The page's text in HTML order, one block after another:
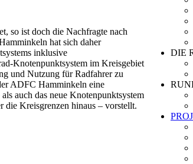
DIE
so ist doch die Nachfragte nach
hat sich daher
inklusive
Knotenpunktsystem im Kreisgebiet
und Nutzung für Radfahrer zu
ADFC Hamminkeln eine
auch das neue Knotenpunktsystem
die Kreisgrenzen hinaus – vorstellt.